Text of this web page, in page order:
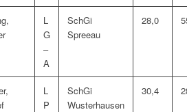
L
G
–
A
SchGi
Spreeau
28,0
L
P
SchGi
Wusterhausen
30,4